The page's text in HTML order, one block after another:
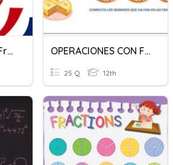
Operaciones Con Fracciones Algebraicas. OPERACIONES CON FRACCIONES
25 Q 12th